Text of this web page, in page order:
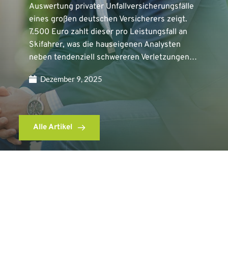
Auswertung privater Unfallversicherungsfälle
eines großen deutschen Versicherers zeigt.
7.500 Euro zahlt dieser pro Leistungsfall an
Skifahrer, was die hauseigenen Analysten
neben tendenziell schwereren Verletzungen…
Dezember 9, 2025
Alle Artikel